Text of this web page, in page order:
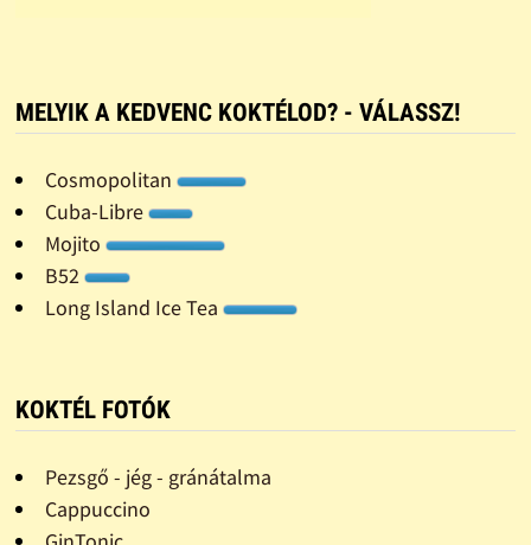
MELYIK A KEDVENC KOKTÉLOD? - VÁLASSZ!
Cosmopolitan
Cuba-Libre
Mojito
B52
Long Island Ice Tea
KOKTÉL FOTÓK
Pezsgő - jég - gránátalma
Cappuccino